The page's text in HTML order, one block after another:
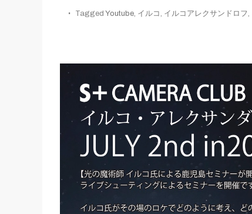
Tagged Youtube, イルコ , イルコアレクサンドロフ,